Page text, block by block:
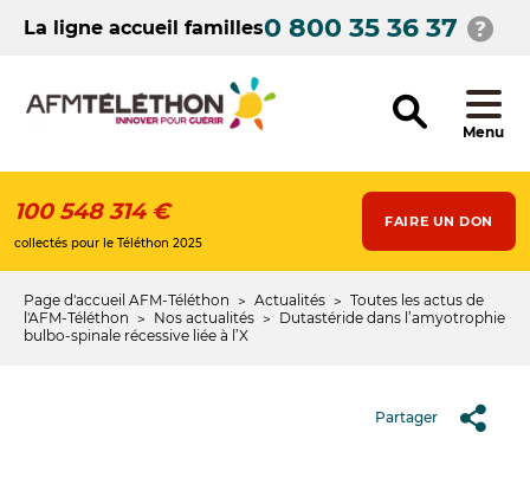
contenuLa ligne accueil familles0 800 35 36 37
Menu
100 548 314 €
collectés pour le Téléthon 2025
FAIRE UN DON
Fil
d'Ariane
Page d'accueil AFM-Téléthon Actualités
Toutes les actus de
l'AFM-Téléthon
Nos actualités
Dutastéride dans l’amyotrophie
bulbo-spinale récessive liée à l’X
Partager